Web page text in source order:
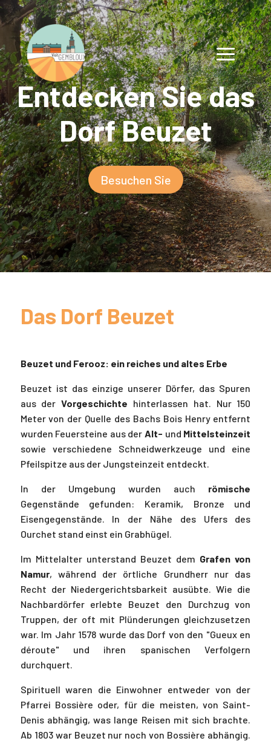
Entdecken Sie das
Dorf Beuzet
Besuchen Sie
Das Dorf Beuzet
Beuzet und Ferooz: ein reiches und altes Erbe
Beuzet ist das einzige unserer Dörfer, das Spuren
aus derVorgeschichte hinterlassen hat. Nur 150
Meter von der Quelle des Bachs Bois Henry entfernt
wurden Feuersteine aus derAlt- und Mittelsteinzeit
sowie verschiedene Schneidwerkzeuge und eine
Pfeilspitze aus der Jungsteinzeit entdeckt.
In der Umgebung wurden auch römische
Gegenstände gefunden: Keramik, Bronze und
Eisengegenstände. In der Nähe des Ufers des
Ourchet stand einst ein Grabhügel.
Im Mittelalter unterstand Beuzet dem Grafen von
Namur, während der örtliche Grundherr nur das
Recht der Niedergerichtsbarkeit ausübte. Wie die
Nachbardörfer erlebte Beuzet den Durchzug von
Truppen, der oft mit Plünderungen gleichzusetzen
war. Im Jahr 1578 wurde das Dorf von den "Gueux en
déroute" und ihren spanischen Verfolgern
durchquert.
Spirituell waren die Einwohner entweder von der
Pfarrei Bossière oder, für die meisten, von Saint-
Denis abhängig, was lange Reisen mit sich brachte.
Ab 1803 war Beuzet nur noch von Bossière abhängig.